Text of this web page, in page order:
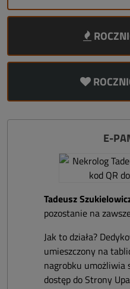
E-
Tadeusz
pozostanie na
Jak to działa?
umieszczony na
nagrobku umożliwia
dostęp do Strony